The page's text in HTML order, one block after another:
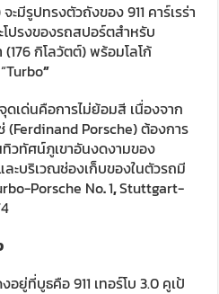
มีรูปทรงตัวถังของ 911 คาร์เรร่า
ปรงของรถสปอร์ตสำหรับ
กิโลวัตต์) พร้อมโลโก้
”
เด่นคือการไม่ย้อมสี เนื่องจาก
(Ferdinand Porsche) ต้องการ
วทัศน์ภูเขาอันงดงามของ
ะบริเวณช่องเก็บของในตัวรถมี
Porsche No.1,Stuttgart-
ยู่ที่บูธคือ 911 เทอร์โบ 3.0 คูเป้